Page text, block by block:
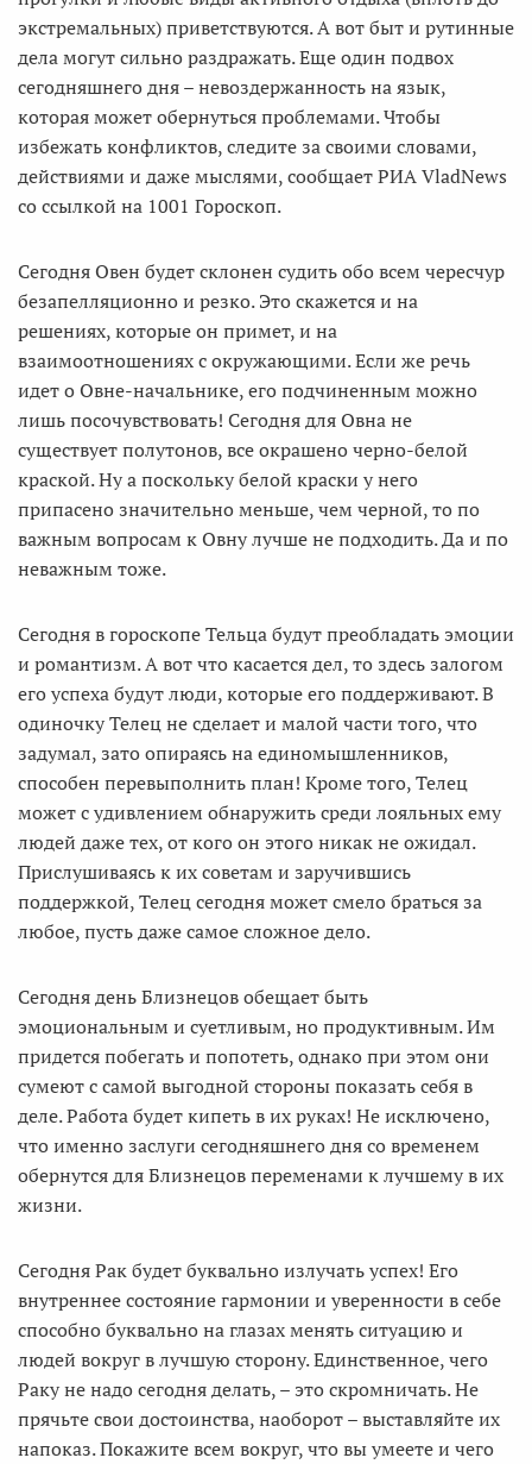
экстремальных) приветствуются. А вот быт и рутинные
дела могут сильно раздражать. Еще один подвох
сегодняшнего дня – невоздержанность на язык,
которая может обернуться проблемами. Чтобы
избежать конфликтов, следите за своими словами,
действиями и даже мыслями, сообщает РИА VladNews
со ссылкой на 1001 Гороскоп.
Сегодня Овен будет склонен судить обо всем чересчур
безапелляционно и резко. Это скажется и на
решениях, которые он примет, и на
взаимоотношениях с окружающими. Если же речь
идет о Овне-начальнике, его подчиненным можно
лишь посочувствовать! Сегодня для Овна не
существует полутонов, все окрашено черно-белой
краской. Ну а поскольку белой краски у него
припасено значительно меньше, чем черной, то по
важным вопросам к Овну лучше не подходить. Да и по
неважным тоже.
Сегодня в гороскопе Тельца будут преобладать эмоции
и романтизм. А вот что касается дел, то здесь залогом
его успеха будут люди, которые его поддерживают. В
одиночку Телец не сделает и малой части того, что
задумал, зато опираясь на единомышленников,
способен перевыполнить план! Кроме того, Телец
может с удивлением обнаружить среди лояльных ему
людей даже тех, от кого он этого никак не ожидал.
Прислушиваясь к их советам и заручившись
поддержкой, Телец сегодня может смело браться за
любое, пусть даже самое сложное дело.
Сегодня день Близнецов обещает быть
эмоциональным и суетливым, но продуктивным. Им
придется побегать и попотеть, однако при этом они
сумеют с самой выгодной стороны показать себя в
деле. Работа будет кипеть в их руках! Не исключено,
что именно заслуги сегодняшнего дня со временем
обернутся для Близнецов переменами к лучшему в их
жизни.
Сегодня Рак будет буквально излучать успех! Его
внутреннее состояние гармонии и уверенности в себе
способно буквально на глазах менять ситуацию и
людей вокруг в лучшую сторону. Единственное, чего
Раку не надо сегодня делать, – это скромничать. Не
прячьте свои достоинства, наоборот – выставляйте их
напоказ. Покажите всем вокруг, что вы умеете и чего